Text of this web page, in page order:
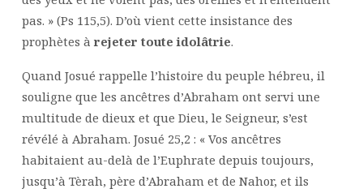
pas. » (Ps 115,5). D’où vient cette insistance des
prophètes à rejeter toute idolâtrie.
Quand Josué rappelle l’histoire du peuple hébreu, il
souligne que les ancêtres d’Abraham ont servi une
multitude de dieux et que Dieu, le Seigneur, s’est
révélé à Abraham. Josué 25,2 : « Vos ancêtres
habitaient au-delà de l’Euphrate depuis toujours,
jusqu’à Tèrah, père d’Abraham et de Nahor, et ils